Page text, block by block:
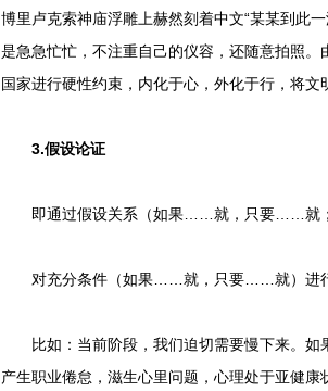
博里卢克索神庙浮雕上赫然刻着中文“某某到此
是急急忙忙，不注重自己的仪容，还随意拍照
国家进行硬性约束，内化于心，外化于行，将文
3.假设论证
即通过假设关系（如果……就，只要……就；
对充分条件（如果……就，只要……就）进行
比如：当前阶段，我们迫切需要慢下来。如
产生职业倦怠，滋生心里问题，心理处于亚健